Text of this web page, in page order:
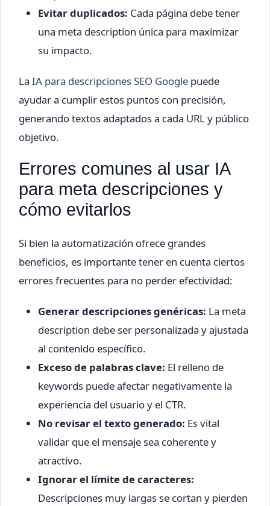
Evitar duplicados: Cada página debe tener
una meta description única para maximizar
su impacto.
La IA para descripciones SEO Google puede
ayudar a cumplir estos puntos con precisión,
generando textos adaptados a cada URL y público
objetivo.
Errores comunes al usar IA
para meta descripciones y
cómo evitarlos
Si bien la automatización ofrece grandes
beneficios, es importante tener en cuenta ciertos
errores frecuentes para no perder efectividad:
Generar descripciones genéricas: La meta
description debe ser personalizada y ajustada
al contenido específico.
Exceso de palabras clave: El relleno de
keywords puede afectar negativamente la
experiencia del usuario y el CTR.
No revisar el texto generado: Es vital
validar que el mensaje sea coherente y
atractivo.
Ignorar el límite de caracteres:
Descripciones muy largas se cortan y pierden